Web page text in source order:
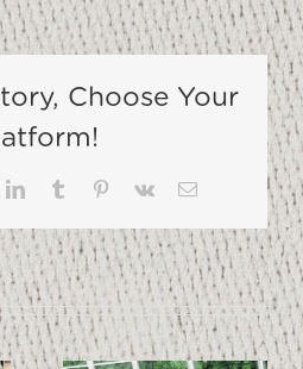
Choose Your
LinkedInTumblr Pinterest
Vk Email